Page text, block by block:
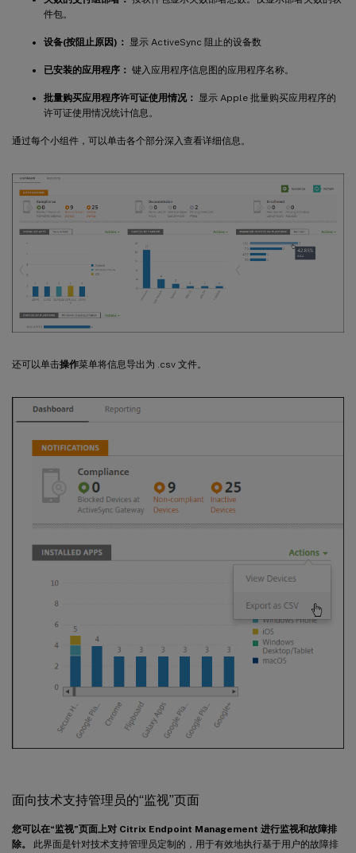
件包。
设备(按阻止原因)： 显示 ActiveSync 阻止的设备数
已安装的应用程序： 键入应用程序信息图的应用程序名称。
批量购买应用程序许可证使用情况：
显示 Apple 批量购买应用程序的
许可证使用情况统计信息。
通过每个小组件，可以单击各个部分深入查看详细信息。
还可以单击操作菜单将信息导出为 .csv 文件。
面向技术支持管理员的“监视”页面
您可以在“监视”页面上对 Citrix Endpoint Management 进行监视和故障排
除。
此界面是针对技术支持管理员定制的，用于有效地执行基于用户的故障排